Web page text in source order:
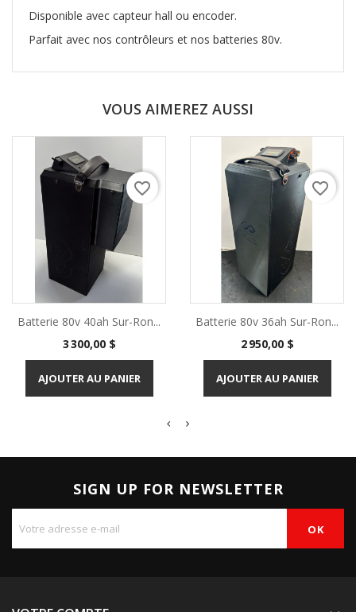
Disponible avec capteur hall ou encoder.
Parfait avec nos contrôleurs et nos batteries 80v.
VOUS AIMEREZ AUSSI
Batterie 80v 40ah Sur-Ron...
Prix
3 300,00 $
AJOUTER AU PANIER
favorite_border
Batterie 80v 36ah Sur-Ron...
Prix
2 950,00 $
AJOUTER AU PANIER
favorite_border
SIGN UP FOR NEWSLETTER